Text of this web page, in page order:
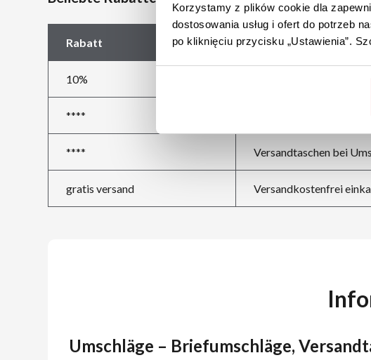
Korzystamy z plików cookie dla
dostosowania usług i ofert do potrzeb
po kliknięciu przycisku „Ustawienia”.
Rabatt Beschreibung der
10% 10% Neukundencode
**** Briefumschläge von
**** Versandtaschen bei
gratis versand Versandkostenfrei
Umschläge – Briefumschläge,